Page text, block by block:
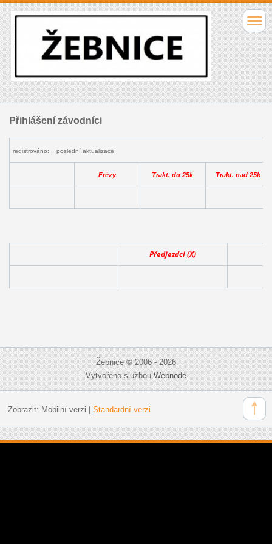
Přihlášení závodníci
registrováno: , poslední aktualizace:
Frézy Trakt. do 25k Trakt. nad 25k
Předjezdci (X)
Žebnice © 2006 - 2026
Vytvořeno službouWebnode
Zobrazit: Mobilní verzi | Standardní verzi